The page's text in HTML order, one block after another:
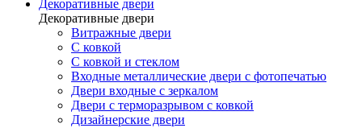
Декоративные двери
Декоративные двери
Витражные двери
С ковкой
С ковкой и стеклом
Входные металлические двери с фотопечатью
Двери входные с зеркалом
Двери с терморазрывом с ковкой
Дизайнерские двери